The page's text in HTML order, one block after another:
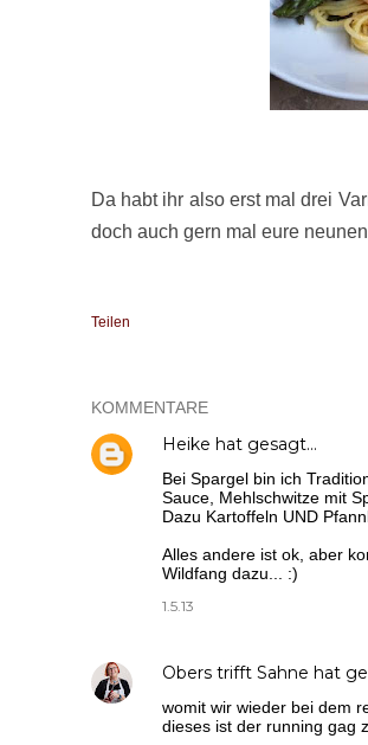
Da habt ihr also erst mal drei
doch auch gern mal eure
Teilen
KOMMENTARE
Heike hat gesagt…
Bei Spargel bin ich
Sauce, Mehlschwitze mit
Dazu Kartoffeln UND
Alles andere ist ok, aber
Wildfang dazu... :)
1.5.13
Obers trifft Sahne hat
womit wir wieder bei dem
dieses ist der running gag